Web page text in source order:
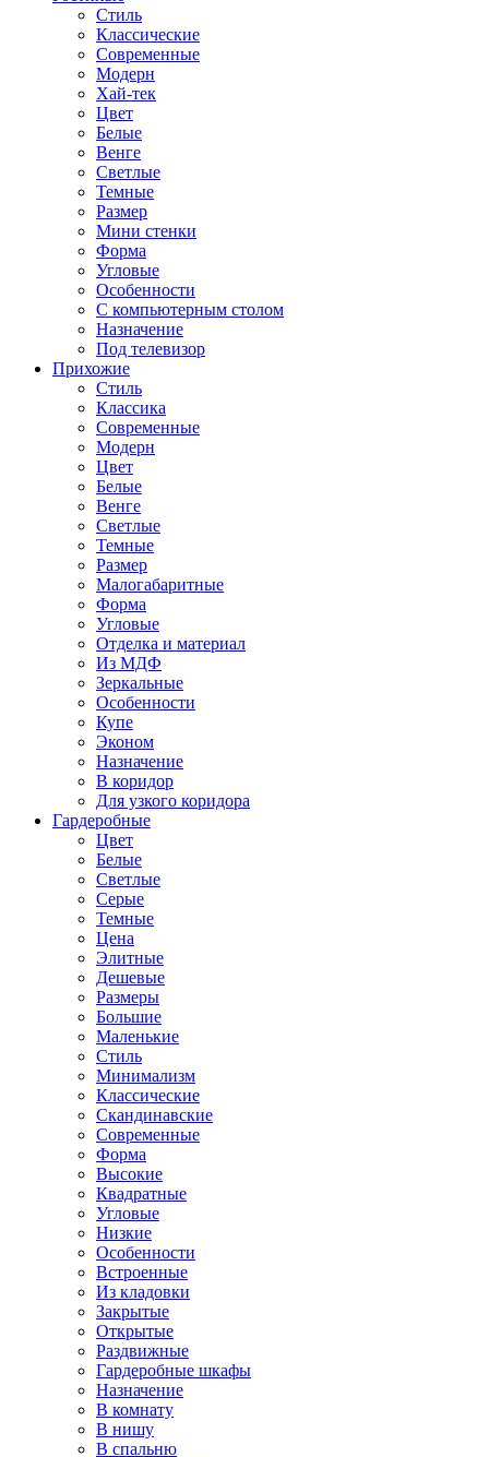
Стиль
Классические
Современные
Модерн
Хай-тек
Цвет
Белые
Венге
Светлые
Темные
Размер
Мини стенки
Форма
Угловые
Особенности
С компьютерным столом
Назначение
Под телевизор
Прихожие
Стиль
Классика
Современные
Модерн
Цвет
Белые
Венге
Светлые
Темные
Размер
Малогабаритные
Форма
Угловые
Отделка и материал
Из МДФ
Зеркальные
Особенности
Купе
Эконом
Назначение
В коридор
Для узкого коридора
Гардеробные
Цвет
Белые
Светлые
Серые
Темные
Цена
Элитные
Дешевые
Размеры
Большие
Маленькие
Стиль
Минимализм
Классические
Скандинавские
Современные
Форма
Высокие
Квадратные
Угловые
Низкие
Особенности
Встроенные
Из кладовки
Закрытые
Открытые
Раздвижные
Гардеробные шкафы
Назначение
В комнату
В нишу
В спальню